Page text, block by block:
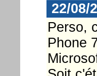
22/08/
Perso,
Phone